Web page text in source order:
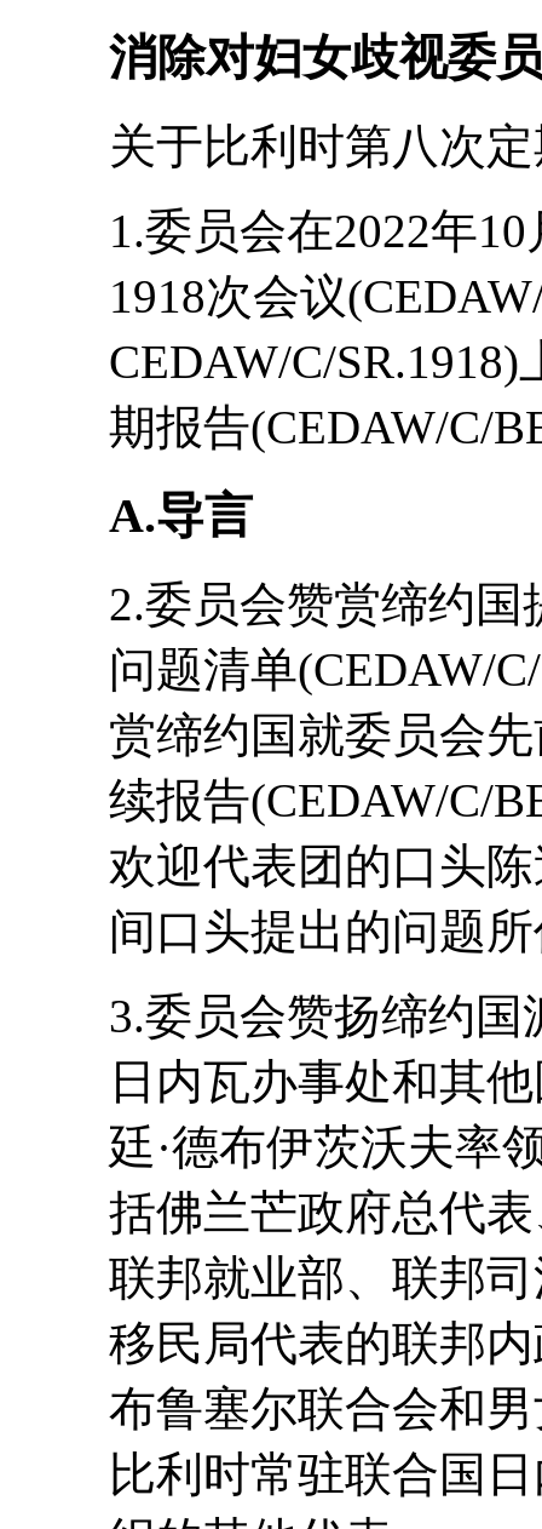
消除对妇女歧视委
关于比利时第八次
1.委员会在2022年
1918次会议
CEDAW/C/
期报告(CEDAW/C/
A.导言
2.委员会赞赏缔约
问题清单(CEDAW/
赏缔约国就委员会
续报告(CEDAW/C/
欢迎代表团的口头
间口头提出的问题
3.委员会赞扬缔约
日内瓦办事处和其
廷·德布伊茨沃夫率
括佛兰芒政府总代
联邦就业部、联邦
移民局代表的联邦
布鲁塞尔联合会和
比利时常驻联合国